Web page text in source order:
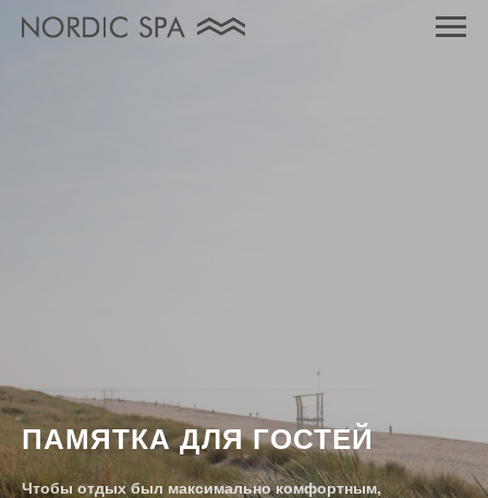
ПАМЯТКА ДЛЯ ГОСТЕЙ
Чтобы отдых был максимально комфортным,